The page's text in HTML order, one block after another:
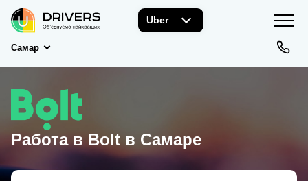
Uber
Самар
Работа в Bolt в Самаре